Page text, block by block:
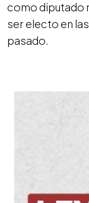
como diputado
ser electo en
pasado.